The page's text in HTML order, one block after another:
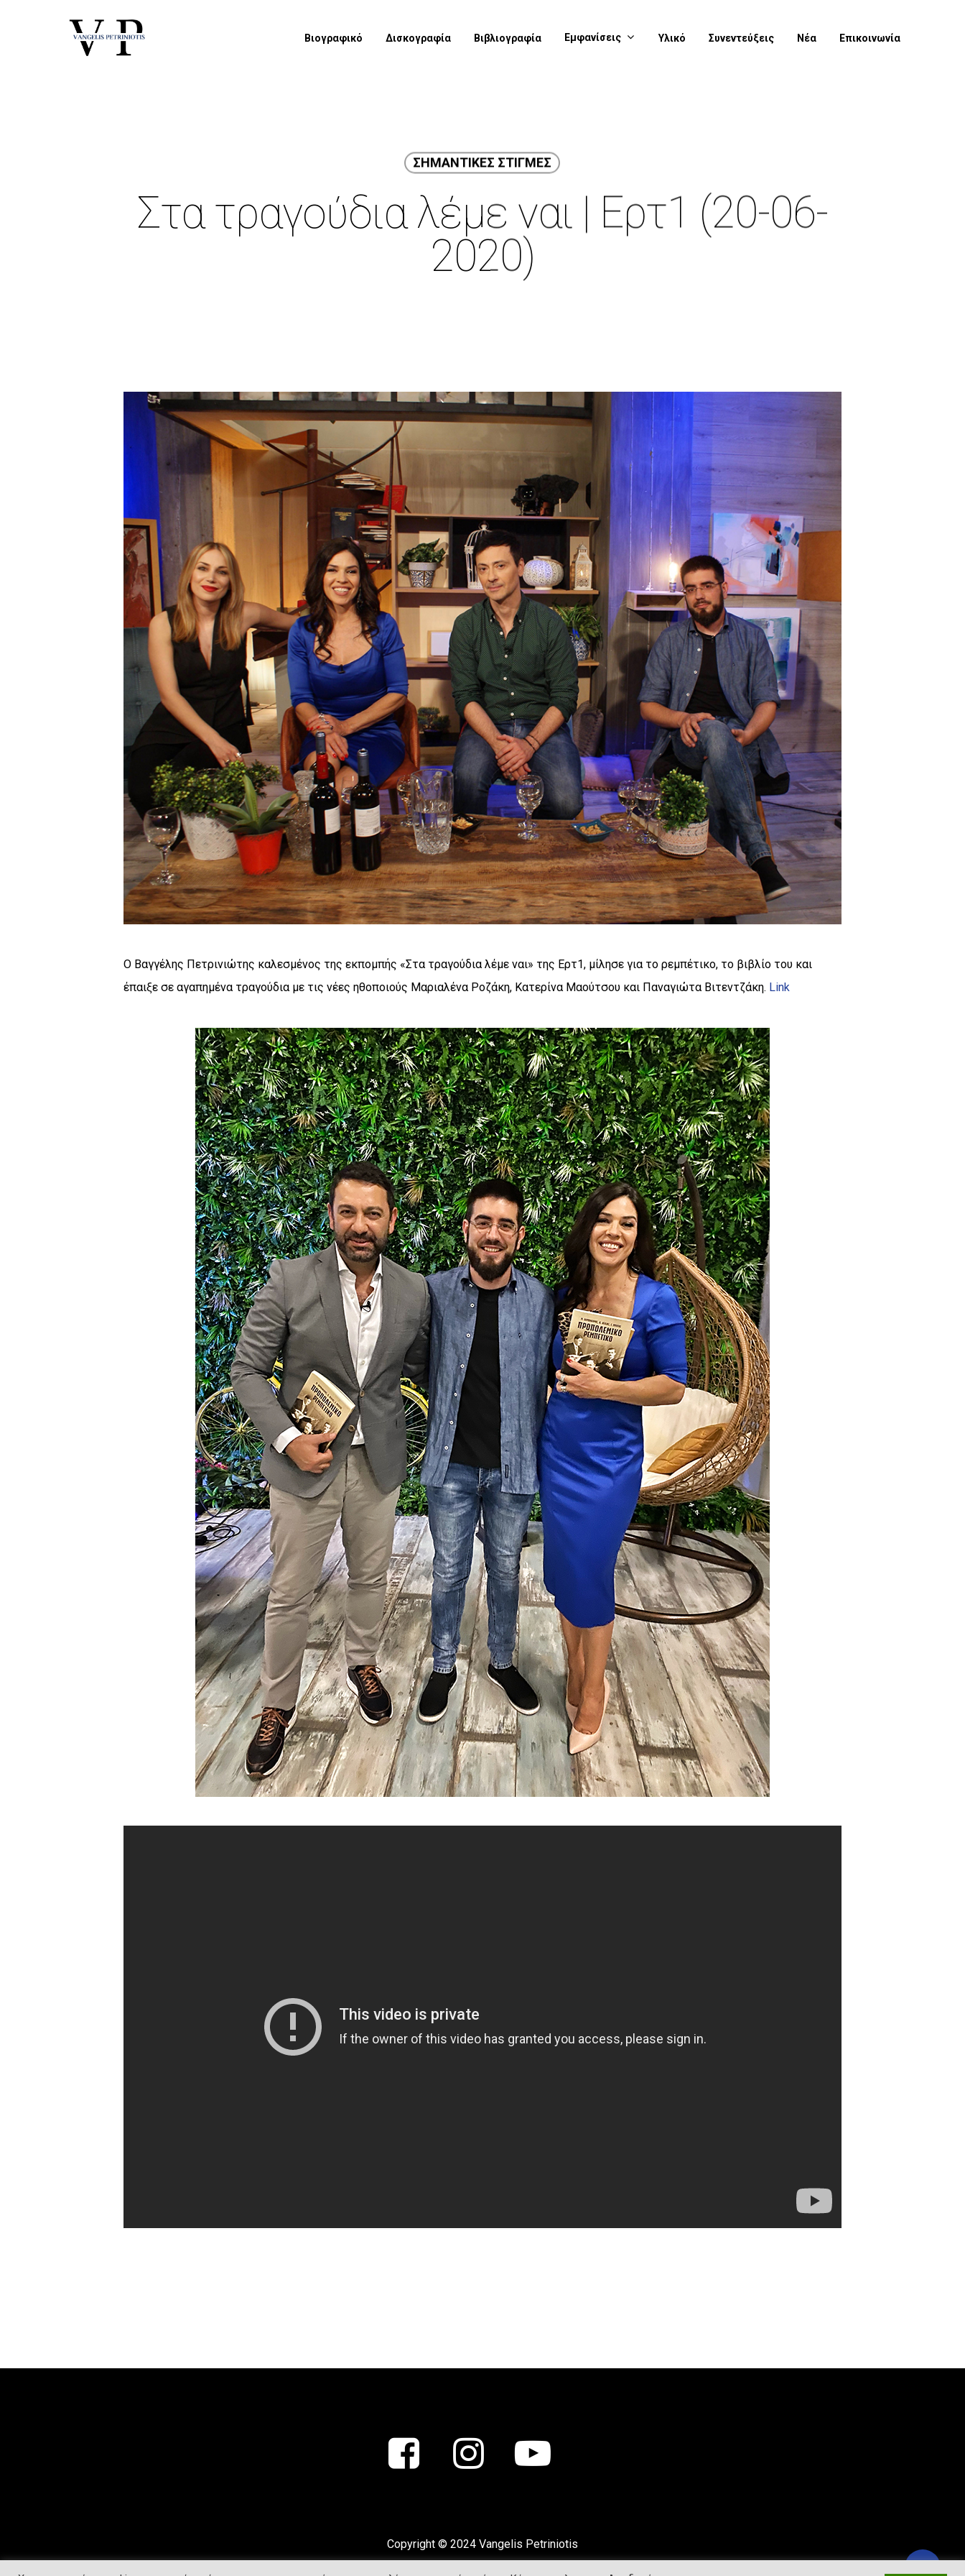
Βιογραφικό Δισκογραφία Βιβλιογραφία Εμφανίσεις Υλικό Συνεντεύξεις Νέα Επικοινωνία
ΣΗΜΑΝΤΙΚΕΣ ΣΤΙΓΜΕΣ
Στα τραγούδια λέμε ναι | Ερτ1 (20-06-
2020)
Ο Βαγγέλης Πετρινιώτης καλεσμένος της εκπομπής «Στα τραγούδια λέμε ναι» της Ερτ1, μίλησε για το ρεμπέτικο, το βιβλίο του και
έπαιξε σε αγαπημένα τραγούδια με τις νέες ηθοποιούς Μαριαλένα Ροζάκη, Κατερίνα Μαούτσου και Παναγιώτα Βιτεντζάκη. Link
Copyright © 2024 Vangelis Petriniotis